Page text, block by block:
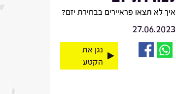
איך לא תצאו פראיירים בבחירת יזם?
27.06.2023
נגן את
הקטע